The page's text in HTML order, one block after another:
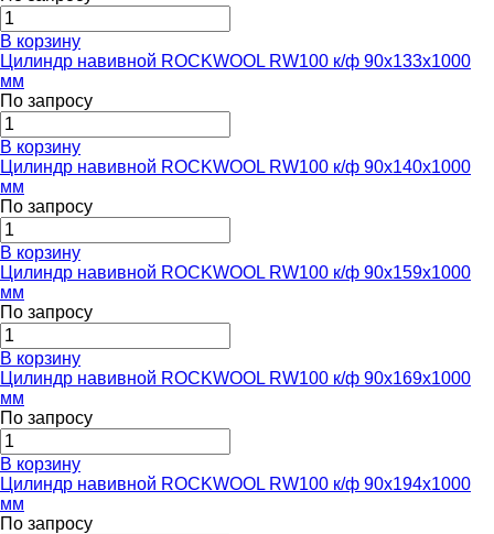
В корзину
Цилиндр навивной ROCKWOOL RW100 к/ф 90x133x1000
мм
По запросу
В корзину
Цилиндр навивной ROCKWOOL RW100 к/ф 90x140x1000
мм
По запросу
В корзину
Цилиндр навивной ROCKWOOL RW100 к/ф 90x159x1000
мм
По запросу
В корзину
Цилиндр навивной ROCKWOOL RW100 к/ф 90x169x1000
мм
По запросу
В корзину
Цилиндр навивной ROCKWOOL RW100 к/ф 90x194x1000
мм
По запросу